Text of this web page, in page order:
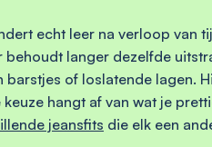
echt leer na verloop van
behoudt langer dezelfde
barstjes of loslatende lagen.
hangt af van wat je
jeansfits die elk een